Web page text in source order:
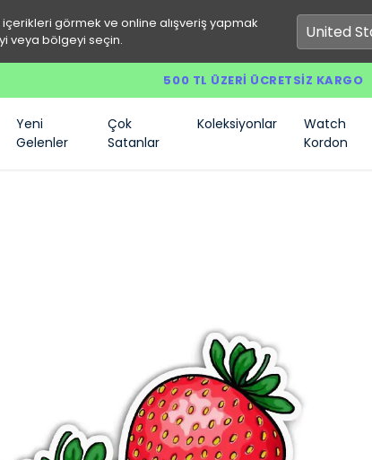
görmek ve online alışveriş yapmak
veya bölgeyi seçin.
500 TL ÜZERI ÜCRETSIZ KARGO
Yeni
Gelenler
Çok
Satanlar
Koleksiyonlar
Watch
Kordon